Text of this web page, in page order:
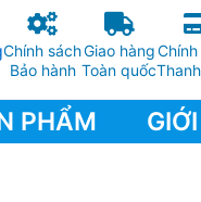
Chính sách
Bảo hành
Giao hàng
Toàn quốc
PHẨM